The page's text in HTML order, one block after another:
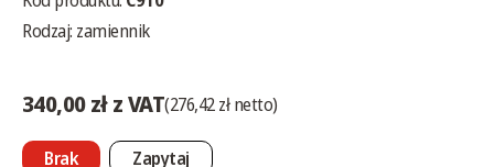
Rodzaj: zamiennik
340,00 zł z VAT(276,42 zł netto)
Brak Zapytaj